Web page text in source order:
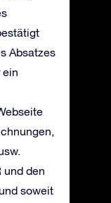
Absatzes
ein
und den
soweit